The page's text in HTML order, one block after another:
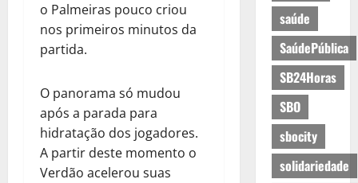
o Palmeiras pouco criou
nos primeiros minutos da
partida.
O panorama só mudou
após a parada para
hidratação dos jogadores.
A partir deste momento o
Verdão acelerou suas
saúde
SaúdePública
SB24Horas
SBO
sbocity
solidariedade